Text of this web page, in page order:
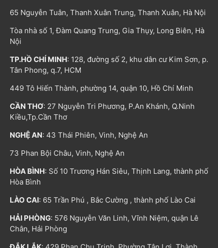
65 Nguyễn Tuân, Thanh Xuân Trung, Thanh Xuân, Hà Nội
Tòa nhà số 1, Đàm Quang Trung, Gia Thụy, Long Biên, Hà
Nội
TP.HỒ CHÍ MINH: 128, đường số 2, khu dân cư Kim Sơn, p.
Tân Phong, q.7, HCM
449 Tô Hiến Thành, phường 14, quận 10, Hồ Chí Minh
CẦN THƠ: 27 Nguyễn Tri Phương, P.An Khánh, Q.Ninh
Kiều,Tp.Cần Thơ
NGHỆ AN: 43 Thái Phiên, Vinh, Nghệ An
73 Phan Bội Châu, Vinh, Nghệ An
HÒA BÌNH: Số 10 Trương Hán Siêu, Thịnh Lang, thành phố
Hòa Bình
LÀO CAI: 65 Trần Phú , Bắc Cường , thành phố Lào Cai
HẢI PHÒNG: 576 Nguyễn Văn Linh, Vĩnh Niệm, quận Lê
Chân, Hải Phòng